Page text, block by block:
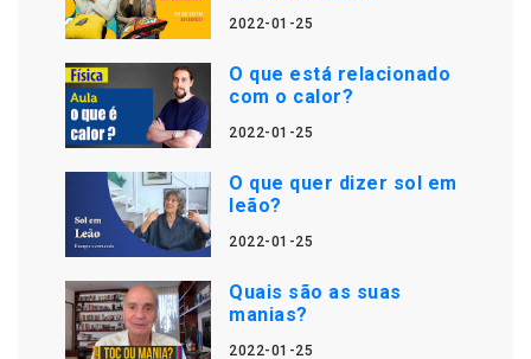
2022-01-25
O que está relacionado
com o calor?
2022-01-25
O que quer dizer sol em
leão?
2022-01-25
Quais são as suas
manias?
2022-01-25